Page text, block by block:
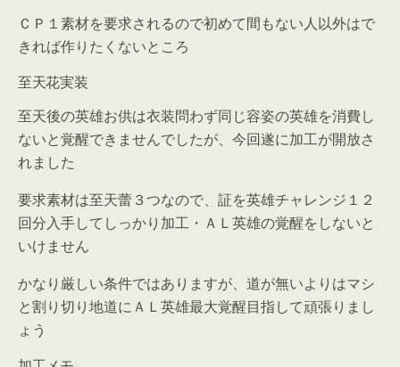
ＣＰ１素材を要求されるので初めて間もない人以外はで
きれば作りたくないところ
至天花実装
至天後の英雄お供は衣装問わず同じ容姿の英雄を消費し
ないと覚醒できませんでしたが、今回遂に加工が開放さ
れました
要求素材は至天蕾３つなので、証を英雄チャレンジ１２
回分入手してしっかり加工・ＡＬ英雄の覚醒をしないと
いけません
かなり厳しい条件ではありますが、道が無いよりはマシ
と割り切り地道にＡＬ英雄最大覚醒目指して頑張りまし
ょう